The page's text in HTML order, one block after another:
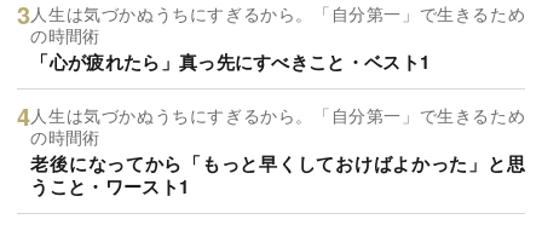
人生は気づかぬうちにすぎるから。「自分第一」で生きるため
の時間術
「心が疲れたら」真っ先にすべきこと・ベスト1
人生は気づかぬうちにすぎるから。「自分第一」で生きるため
の時間術
老後になってから「もっと早くしておけばよかった」と思
うこと・ワースト1